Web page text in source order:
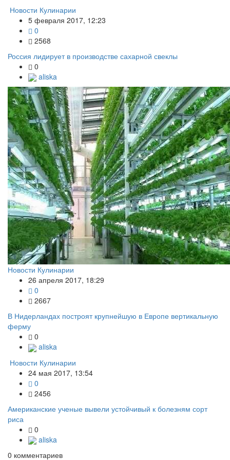
Новости Кулинарии
5 февраля 2017, 12:23
0
2568
Россия лидирует в производстве сахарной свеклы
0
aliska
Новости Кулинарии
26 апреля 2017, 18:29
0
2667
В Нидерландах построят крупнейшую в Европе вертикальную
ферму
0
aliska
Новости Кулинарии
24 мая 2017, 13:54
0
2456
Американские ученые вывели устойчивый к болезням сорт
риса
0
aliska
0 комментариев